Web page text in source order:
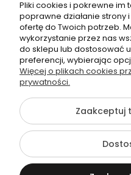
©2026 Wszelkie Prawa
internetowy
Szablon
Pokaż
Pliki cookies i pokrewne im
poprawne działanie
ofertę do Twoich potrzeb.
wykorzystanie przez nas
do sklepu lub dostosować
preferencji, wybierając
Więcej o plikach cookies
prywatności.
Zaakceptuj